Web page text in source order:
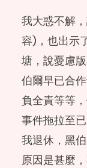
我大惑不解
容)，也出示
塘，說憂慮
伯爾早已合
負全責等等
事件拖拉至
我退休，黑
原因是甚麼，